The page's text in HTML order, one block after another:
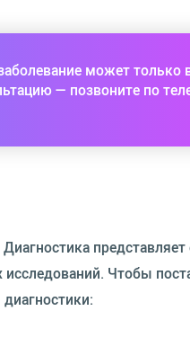
может только
— позвоните по
Чтобы